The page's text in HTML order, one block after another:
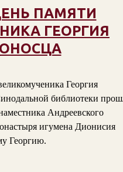
ПАМЯТИ
ГЕОРГИЯ
Георгия
библиотеки
Андреевского
игумена Дионисия
Георгию.